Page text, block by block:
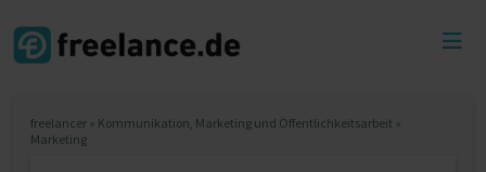
freelancer » Kommunikation, Marketing und Öffentlichkeitsarbeit »
Marketing